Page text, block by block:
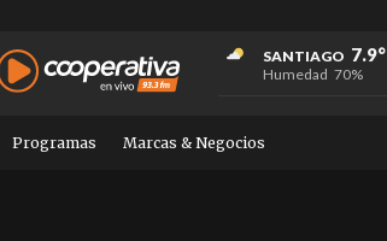
SANTIAGO 7.9°
Humedad 70%
Programas Marcas & Negocios